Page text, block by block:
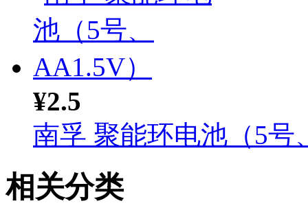
¥2.5
南孚 聚能环电池（5号
相关分类